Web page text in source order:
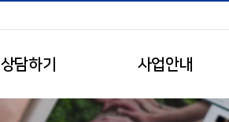
상담하기 사업안내